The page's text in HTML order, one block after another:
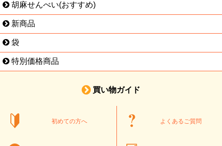
胡麻せんべい(おすすめ)
新商品
袋
特別価格商品
買い物ガイド
初めての方へ よくあるご質問